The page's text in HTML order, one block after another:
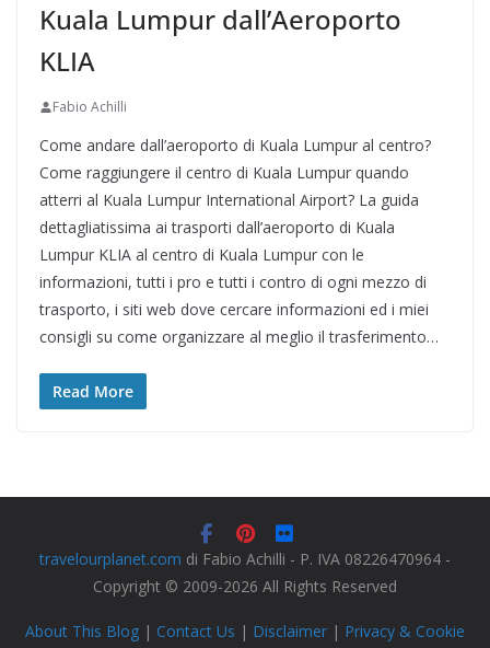
Kuala Lumpur dall’Aeroporto
KLIA
Fabio Achilli
Come andare dall’aeroporto di Kuala Lumpur al centro?
Come raggiungere il centro di Kuala Lumpur quando
atterri al Kuala Lumpur International Airport? La guida
dettagliatissima ai trasporti dall’aeroporto di Kuala
Lumpur KLIA al centro di Kuala Lumpur con le
informazioni, tutti i pro e tutti i contro di ogni mezzo di
trasporto, i siti web dove cercare informazioni ed i miei
consigli su come organizzare al meglio il trasferimento…
Read More
travelourplanet.com di Fabio Achilli - P. IVA 08226470964 -
Copyright © 2009-2026 All Rights Reserved
About This Blog | Contact Us | Disclaimer | Privacy & Cookie